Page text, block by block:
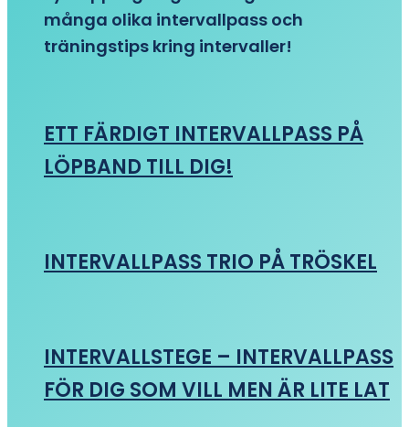
många olika intervallpass och
träningstips kring intervaller!
ETT FÄRDIGT INTERVALLPASS PÅ
LÖPBAND TILL DIG!
INTERVALLPASS TRIO PÅ TRÖSKEL
INTERVALLSTEGE – INTERVALLPASS
FÖR DIG SOM VILL MEN ÄR LITE LAT